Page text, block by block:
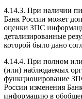
4.14.3. При наличии
Банк России может
оценки ЗПС
детализированные
которой было дано
4.14.4. При полном
(или) наблюдаемых
функционирование
России изменения
информацию в